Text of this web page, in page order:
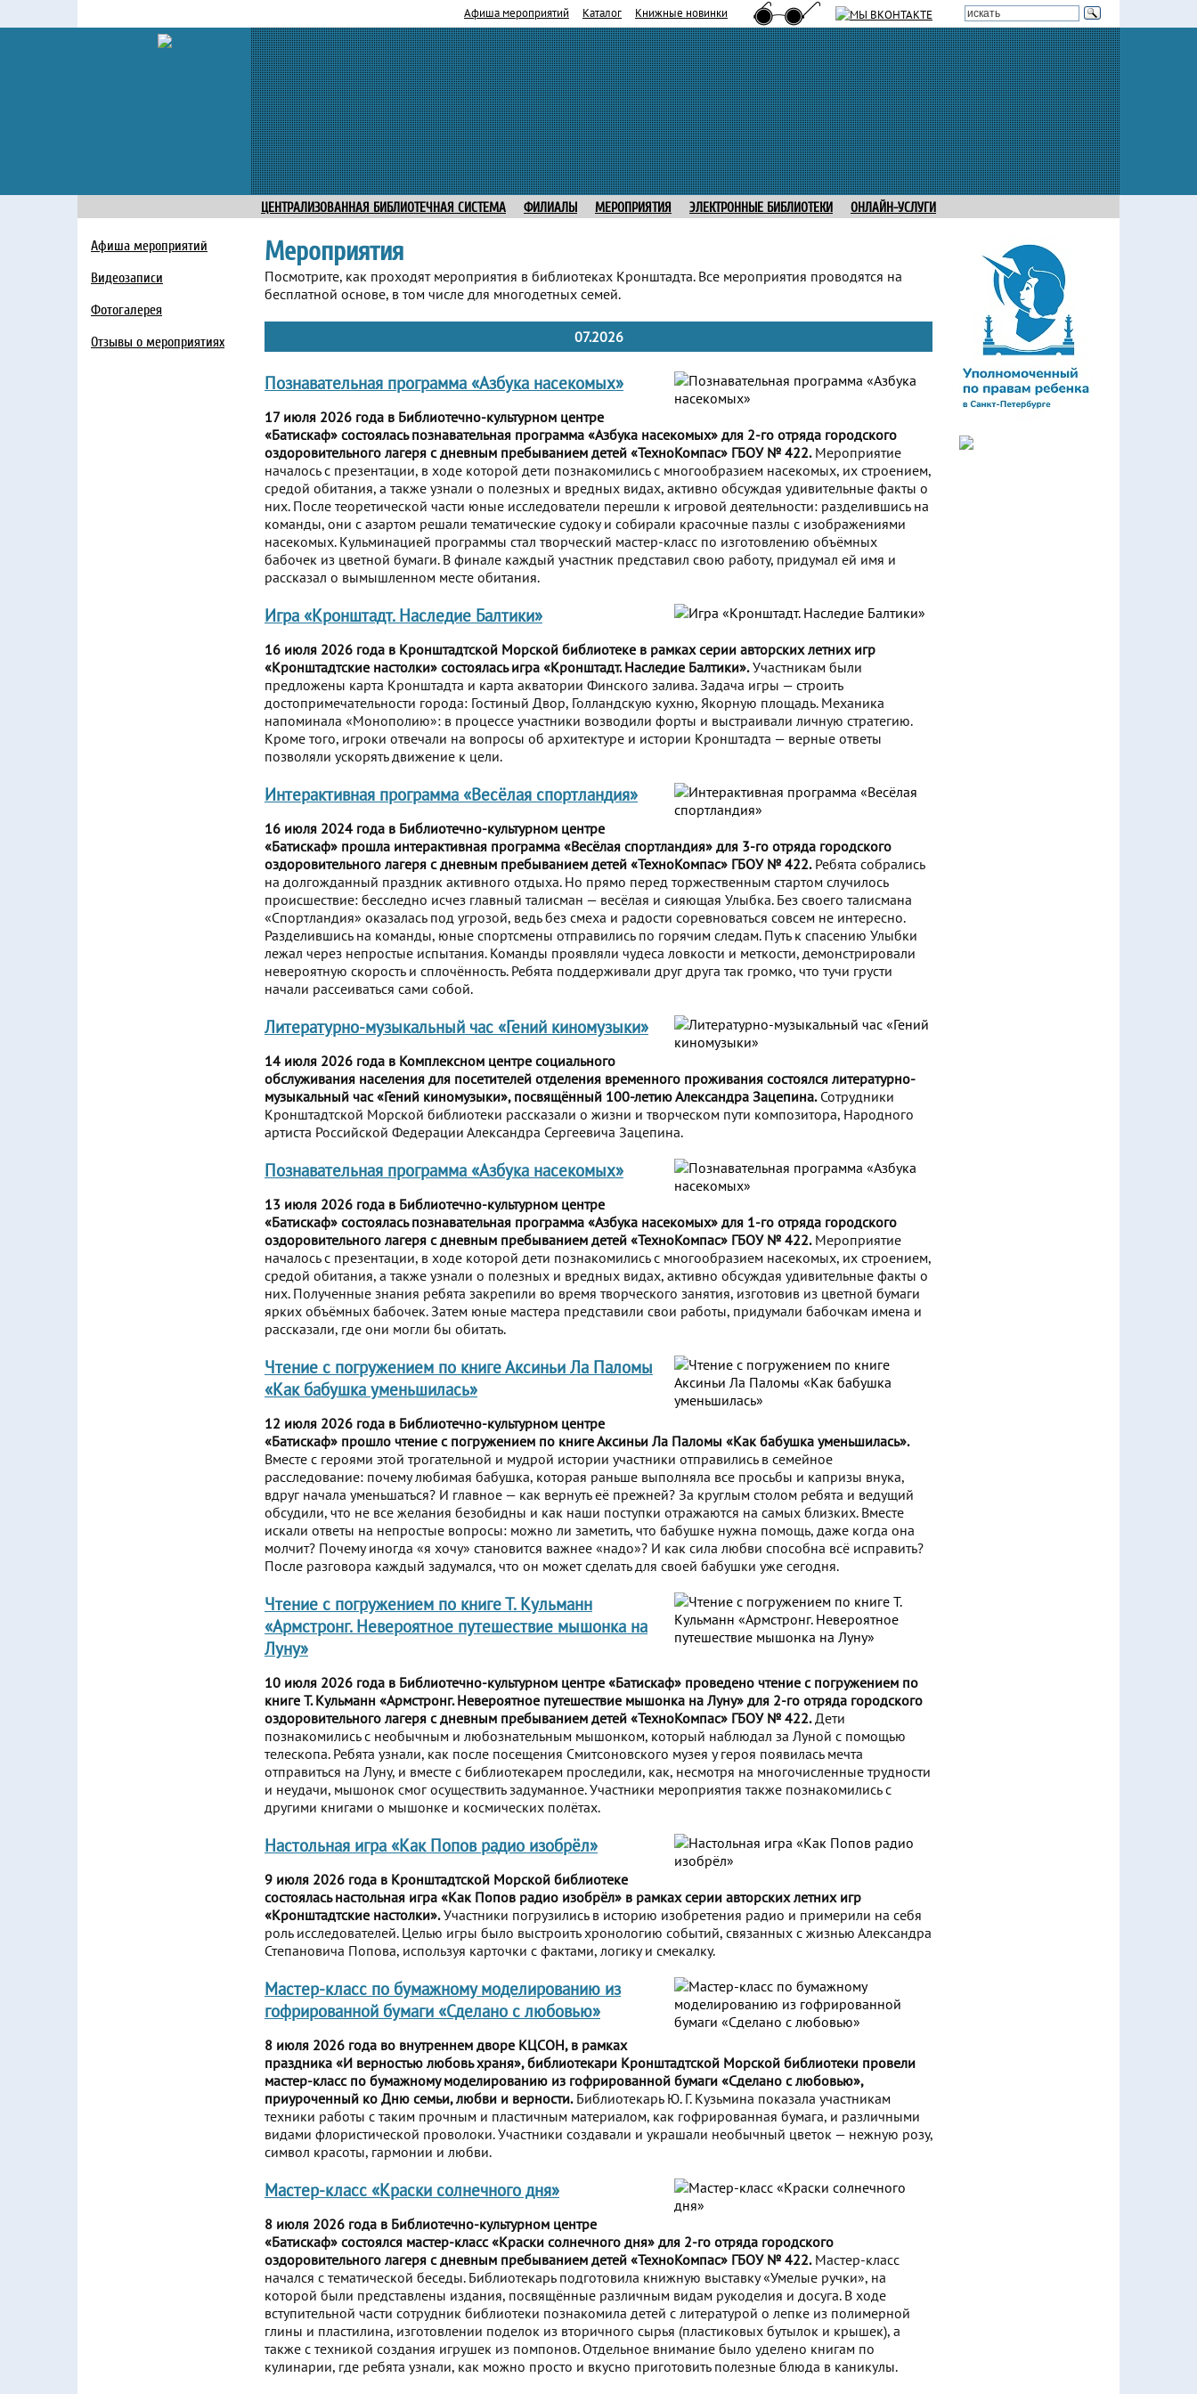
Афиша мероприятий Каталог Книжные новинки
ЦЕНТРАЛИЗОВАННАЯ БИБЛИОТЕЧНАЯ СИСТЕМА ФИЛИАЛЫ МЕРОПРИЯТИЯ ЭЛЕКТРОННЫЕ БИБЛИОТЕКИ ОНЛАЙН-УСЛУГИ
Афиша мероприятий
Видеозаписи
Фотогалерея
Отзывы о мероприятиях
Мероприятия
Посмотрите, как проходят мероприятия в библиотеках Кронштадта. Все мероприятия проводятся на
бесплатной основе, в том числе для многодетных семей.
07.2026
Познавательная программа «Азбука насекомых»
17 июля 2026 года в Библиотечно-культурном центре
«Батискаф» состоялась познавательная программа «Азбука насекомых» для 2-го отряда городского
оздоровительного лагеря с дневным пребыванием детей «ТехноКомпас» ГБОУ № 422.Мероприятие
началось с презентации, в ходе которой дети познакомились с многообразием насекомых, их строением,
средой обитания, а также узнали о полезных и вредных видах, активно обсуждая удивительные факты о
них. После теоретической части юные исследователи перешли к игровой деятельности: разделившись на
команды, они с азартом решали тематические судоку и собирали красочные пазлы с изображениями
насекомых. Кульминацией программы стал творческий мастер-класс по изготовлению объёмных
бабочек из цветной бумаги. В финале каждый участник представил свою работу, придумал ей имя и
рассказал о вымышленном месте обитания.
Игра «Кронштадт. Наследие Балтики»
16 июля 2026 года в Кронштадтской Морской библиотеке в рамках серии авторских летних игр
«Кронштадтские настолки» состоялась игра «Кронштадт. Наследие Балтики».Участникам были
предложены карта Кронштадта и карта акватории Финского залива. Задача игры — строить
достопримечательности города: Гостиный Двор, Голландскую кухню, Якорную площадь. Механика
напоминала «Монополию»: в процессе участники возводили форты и выстраивали личную стратегию.
Кроме того, игроки отвечали на вопросы об архитектуре и истории Кронштадта — верные ответы
позволяли ускорять движение к цели.
Интерактивная программа «Весёлая спортландия»
16 июля 2024 года в Библиотечно-культурном центре
«Батискаф» прошла интерактивная программа «Весёлая спортландия» для 3-го отряда городского
оздоровительного лагеря с дневным пребыванием детей «ТехноКомпас» ГБОУ № 422.Ребята собрались
на долгожданный праздник активного отдыха. Но прямо перед торжественным стартом случилось
происшествие: бесследно исчез главный талисман — весёлая и сияющая Улыбка. Без своего талисмана
«Спортландия» оказалась под угрозой, ведь без смеха и радости соревноваться совсем не интересно.
Разделившись на команды, юные спортсмены отправились по горячим следам. Путь к спасению Улыбки
лежал через непростые испытания. Команды проявляли чудеса ловкости и меткости, демонстрировали
невероятную скорость и сплочённость. Ребята поддерживали друг друга так громко, что тучи грусти
начали рассеиваться сами собой.
Литературно-музыкальный час «Гений киномузыки»
14 июля 2026 года в Комплексном центре социального
обслуживания населения для посетителей отделения временного проживания состоялся литературно-
музыкальный час «Гений киномузыки», посвящённый 100-летию Александра Зацепина.Сотрудники
Кронштадтской Морской библиотеки рассказали о жизни и творческом пути композитора, Народного
артиста Российской Федерации Александра Сергеевича Зацепина.
Познавательная программа «Азбука насекомых»
13 июля 2026 года в Библиотечно-культурном центре
«Батискаф» состоялась познавательная программа «Азбука насекомых» для 1-го отряда городского
оздоровительного лагеря с дневным пребыванием детей «ТехноКомпас» ГБОУ № 422.Мероприятие
началось с презентации, в ходе которой дети познакомились с многообразием насекомых, их строением,
средой обитания, а также узнали о полезных и вредных видах, активно обсуждая удивительные факты о
них. Полученные знания ребята закрепили во время творческого занятия, изготовив из цветной бумаги
ярких объёмных бабочек. Затем юные мастера представили свои работы, придумали бабочкам имена и
рассказали, где они могли бы обитать.
Чтение с погружением по книге Аксиньи Ла Паломы
«Как бабушка уменьшилась»
12 июля 2026 года в Библиотечно-культурном центре
«Батискаф» прошло чтение с погружением по книге Аксиньи Ла Паломы «Как бабушка уменьшилась».
Вместе с героями этой трогательной и мудрой истории участники отправились в семейное
расследование: почему любимая бабушка, которая раньше выполняла все просьбы и капризы внука,
вдруг начала уменьшаться? И главное — как вернуть её прежней? За круглым столом ребята и ведущий
обсудили, что не все желания безобидны и как наши поступки отражаются на самых близких. Вместе
искали ответы на непростые вопросы: можно ли заметить, что бабушке нужна помощь, даже когда она
молчит? Почему иногда «я хочу» становится важнее «надо»? И как сила любви способна всё исправить?
После разговора каждый задумался, что он может сделать для своей бабушки уже сегодня.
Чтение с погружением по книге Т. Кульманн
«Армстронг. Невероятное путешествие мышонка на
Луну»
10 июля 2026 года в Библиотечно-культурном центре «Батискаф» проведено чтение с погружением по
книге Т. Кульманн «Армстронг. Невероятное путешествие мышонка на Луну» для 2-го отряда городского
оздоровительного лагеря с дневным пребыванием детей «ТехноКомпас» ГБОУ № 422.Дети
познакомились с необычным и любознательным мышонком, который наблюдал за Луной с помощью
телескопа. Ребята узнали, как после посещения Смитсоновского музея у героя появилась мечта
отправиться на Луну, и вместе с библиотекарем проследили, как, несмотря на многочисленные трудности
и неудачи, мышонок смог осуществить задуманное. Участники мероприятия также познакомились с
другими книгами о мышонке и космических полётах.
Настольная игра «Как Попов радио изобрёл»
9 июля 2026 года в Кронштадтской Морской библиотеке
состоялась настольная игра «Как Попов радио изобрёл» в рамках серии авторских летних игр
«Кронштадтские настолки».Участники погрузились в историю изобретения радио и примерили на себя
роль исследователей. Целью игры было выстроить хронологию событий, связанных с жизнью Александра
Степановича Попова, используя карточки с фактами, логику и смекалку.
Мастер-класс по бумажному моделированию из
гофрированной бумаги «Сделано с любовью»
8 июля 2026 года во внутреннем дворе КЦСОН, в рамках
праздника «И верностью любовь храня», библиотекари Кронштадтской Морской библиотеки провели
мастер-класс по бумажному моделированию из гофрированной бумаги «Сделано с любовью»,
приуроченный ко Дню семьи, любви и верности.Библиотекарь Ю. Г. Кузьмина показала участникам
техники работы с таким прочным и пластичным материалом, как гофрированная бумага, и различными
видами флористической проволоки. Участники создавали и украшали необычный цветок — нежную розу,
символ красоты, гармонии и любви.
Мастер-класс «Краски солнечного дня»
8 июля 2026 года в Библиотечно-культурном центре
«Батискаф» состоялся мастер-класс «Краски солнечного дня» для 2-го отряда городского
оздоровительного лагеря с дневным пребыванием детей «ТехноКомпас» ГБОУ № 422.Мастер-класс
начался с тематической беседы. Библиотекарь подготовила книжную выставку «Умелые ручки», на
которой были представлены издания, посвящённые различным видам рукоделия и досуга. В ходе
вступительной части сотрудник библиотеки познакомила детей с литературой о лепке из полимерной
глины и пластилина, изготовлении поделок из вторичного сырья (пластиковых бутылок и крышек), а
также с техникой создания игрушек из помпонов. Отдельное внимание было уделено книгам по
кулинарии, где ребята узнали, как можно просто и вкусно приготовить полезные блюда в каникулы.